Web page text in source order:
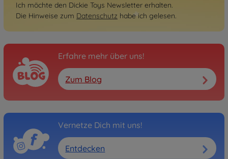
Ich möchte den Dickie Toys Newsletter erhalten.
Die Hinweise zum Datenschutz habe ich gelesen.
Erfahre mehr über uns!
Zum Blog
Vernetze Dich mit uns!
Entdecken